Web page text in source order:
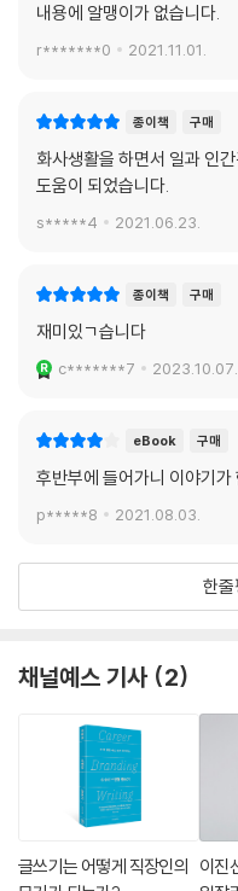
처음부터 잘하는 사람이 어디
고, 어딘가 부족하다고 느낀다
한다. 그래야 문제를 해결할 수
다. 과거의 나는 오늘의 나에게
래의 내가 실천할 수 있게 돕는
아 헤매는 여정의 마침표가 되어
내용에 알맹이가 없습니다.
r*******0 2021.11.01.
종이책 구매
화사생활을 하면서 일과 인
도움이 되었습니다.
s*****4 2021.06.23.
종이책 구매
재미있ㄱ습니다
c*******7 2023.10.07.
eBook 구매
후반부에 들어가니 이야기가
p*****8 2021.08.03.
한줄
채널예스 기사 2
글쓰기는 어떻게 직장인의
이진